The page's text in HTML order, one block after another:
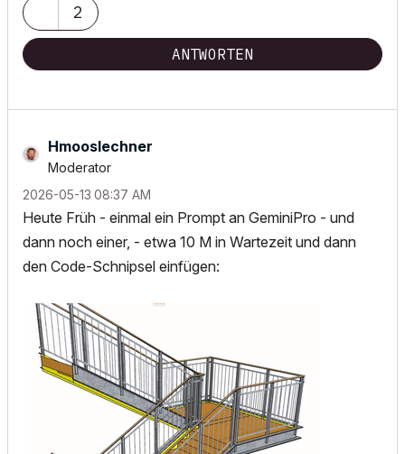
2
ANTWORTEN
Hmooslechner
Moderator
‎2026-05-13 08:37 AM
Heute Früh - einmal ein Prompt an GeminiPro - und
dann noch einer, - etwa 10 M in Wartezeit und dann
den Code-Schnipsel einfügen: